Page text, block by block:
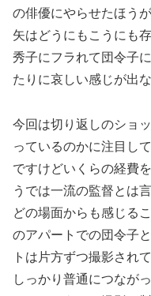
の俳優にやらせたほう
矢はどうにもこうにも
秀子にフラれて団令子
たりに哀しい感じが出
今回は切り返しのショ
っているのかに注目し
ですけどいくらの経費
うでは一流の監督とは
どの場面からも感じる
のアパートでの団令子
トは片方ずつ撮影され
しっかり普通につなが